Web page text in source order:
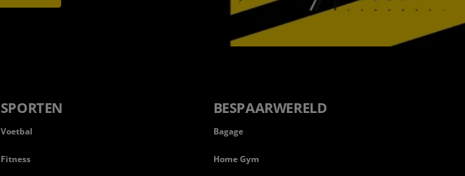
SPORTEN
Voetbal
Fitness
BESPAARWERELD
Bagage
Home Gym